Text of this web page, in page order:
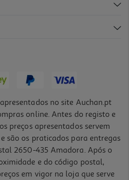
no site Auchan.pt
online. Antes do registo e
preços apresentados servem
são os praticados para entregas
2650-435 Amadora. Após o
e do código postal,
em vigor na loja que serve